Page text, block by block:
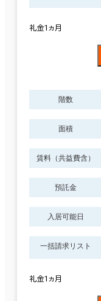
礼金1ヵ月
階数
面積
賃料（共益費含）
預託金
入居可能日
一括請求リスト
礼金1ヵ月